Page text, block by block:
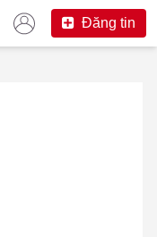
Đăng tin